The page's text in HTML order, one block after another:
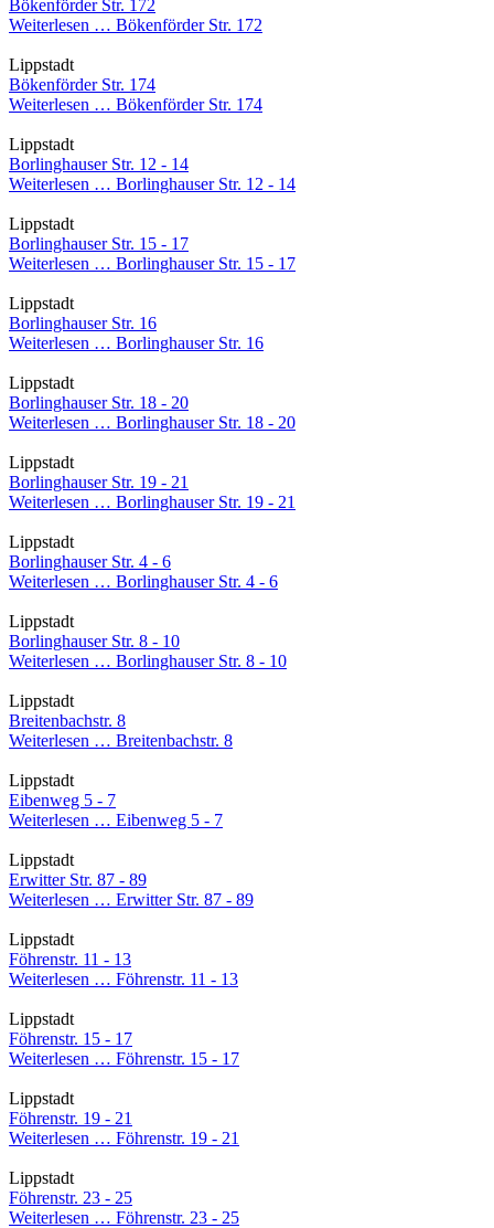
Bökenförder Str. 172
Weiterlesen … Bökenförder Str. 172
Lippstadt
Bökenförder Str. 174
Weiterlesen … Bökenförder Str. 174
Lippstadt
Borlinghauser Str. 12 - 14
Weiterlesen … Borlinghauser Str. 12 - 14
Lippstadt
Borlinghauser Str. 15 - 17
Weiterlesen … Borlinghauser Str. 15 - 17
Lippstadt
Borlinghauser Str. 16
Weiterlesen … Borlinghauser Str. 16
Lippstadt
Borlinghauser Str. 18 - 20
Weiterlesen … Borlinghauser Str. 18 - 20
Lippstadt
Borlinghauser Str. 19 - 21
Weiterlesen … Borlinghauser Str. 19 - 21
Lippstadt
Borlinghauser Str. 4 - 6
Weiterlesen … Borlinghauser Str. 4 - 6
Lippstadt
Borlinghauser Str. 8 - 10
Weiterlesen … Borlinghauser Str. 8 - 10
Lippstadt
Breitenbachstr. 8
Weiterlesen … Breitenbachstr. 8
Lippstadt
Eibenweg 5 - 7
Weiterlesen … Eibenweg 5 - 7
Lippstadt
Erwitter Str. 87 - 89
Weiterlesen … Erwitter Str. 87 - 89
Lippstadt
Föhrenstr. 11 - 13
Weiterlesen … Föhrenstr. 11 - 13
Lippstadt
Föhrenstr. 15 - 17
Weiterlesen … Föhrenstr. 15 - 17
Lippstadt
Föhrenstr. 19 - 21
Weiterlesen … Föhrenstr. 19 - 21
Lippstadt
Föhrenstr. 23 - 25
Weiterlesen … Föhrenstr. 23 - 25